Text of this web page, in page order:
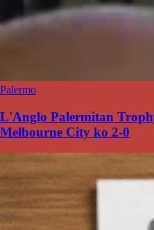
Palermo
L'Anglo Palermitan
Melbourne City ko 2-0